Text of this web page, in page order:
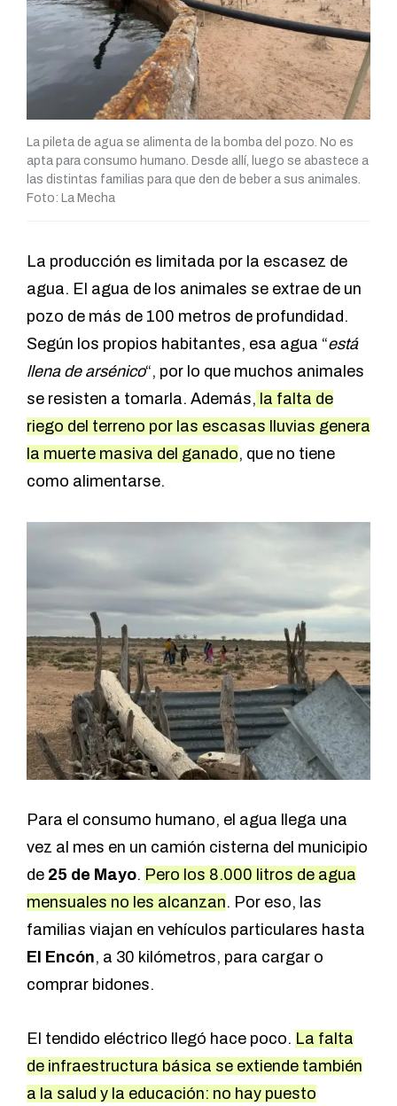
La pileta de agua se alimenta de la bomba del pozo. No es
apta para consumo humano. Desde allí, luego se abastece a
las distintas familias para que den de beber a sus animales.
Foto: La Mecha
La producción es limitada por la escasez de
agua. El agua de los animales se extrae de un
pozo de más de 100 metros de profundidad.
Según los propios habitantes, esa agua “está
llena de arsénico“, por lo que muchos animales
se resisten a tomarla. Además, la falta de
riego del terreno por las escasas lluvias genera
la muerte masiva del ganado, que no tiene
como alimentarse.
Para el consumo humano, el agua llega una
vez al mes en un camión cisterna del municipio
de 25 de Mayo. Pero los 8.000 litros de agua
mensuales no les alcanzan. Por eso, las
familias viajan en vehículos particulares hasta
El Encón, a 30 kilómetros, para cargar o
comprar bidones.
El tendido eléctrico llegó hace poco. La falta
de infraestructura básica se extiende también
a la salud y la educación: no hay puesto